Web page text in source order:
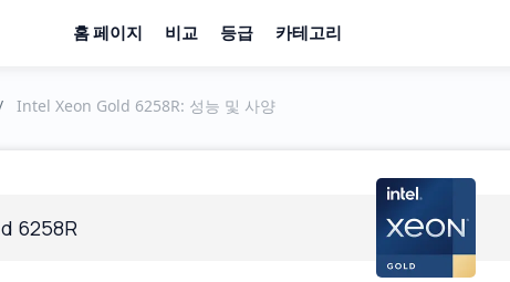
홈 페이지 비교 등급 카테고리
Intel Xeon Gold 6258R: 성능 및 사양
6258R